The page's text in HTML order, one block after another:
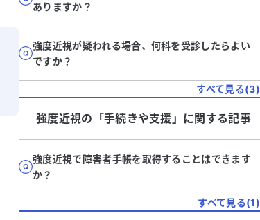
ありますか？
強度近視が疑われる場合、何科を受診したらよい
ですか？
すべて見る(3)
強度近視の「手続きや支援 」に関する記事
強度近視で障害者手帳を取得することはできます
か？
すべて見る(1)